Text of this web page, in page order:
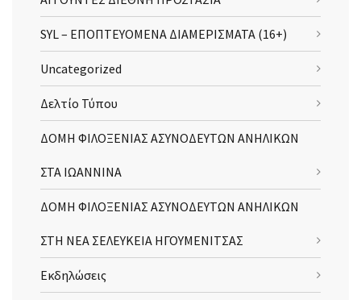
SYL – ΕΠΟΠΤΕΥΟΜΕΝΑ ΔΙΑΜΕΡΙΣΜΑΤΑ (16+)
Uncategorized
Δελτίο Τύπου
ΔΟΜΗ ΦΙΛΟΞΕΝΙΑΣ ΑΣΥΝΟΔΕΥΤΩΝ ΑΝΗΛΙΚΩΝ
ΣΤΑ ΙΩΑΝΝΙΝΑ
ΔΟΜΗ ΦΙΛΟΞΕΝΙΑΣ ΑΣΥΝΟΔΕΥΤΩΝ ΑΝΗΛΙΚΩΝ
ΣΤΗ ΝΕΑ ΣΕΛΕΥΚΕΙΑ ΗΓΟΥΜΕΝΙΤΣΑΣ
Εκδηλώσεις